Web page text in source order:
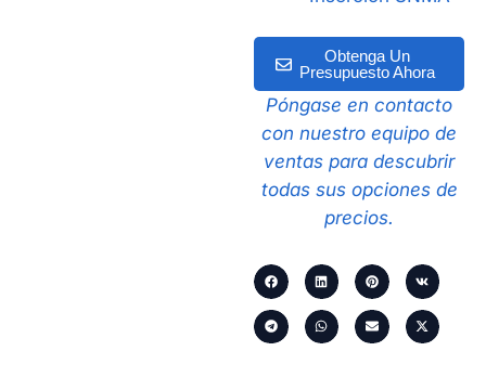
Obtenga Un
Presupuesto Ahora
Póngase en contacto
con nuestro equipo de
ventas para descubrir
todas sus opciones de
precios.